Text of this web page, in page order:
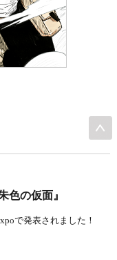
朱色の仮面』
で発表されました！